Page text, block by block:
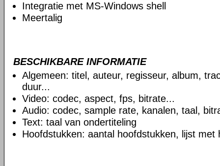
Integratie met MS-Windows shell
Meertalig
BESCHIKBARE INFORMATIE
Algemeen: titel, auteur, regisseur, album,
duur...
Video: codec, aspect, fps, bitrate...
Audio: codec, sample rate, kanalen, taal,
Text: taal van ondertiteling
Hoofdstukken: aantal hoofdstukken, lijst met